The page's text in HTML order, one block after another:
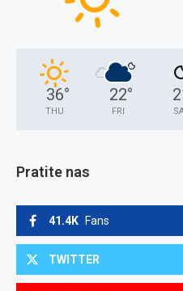
36°
THU
22°
FRI
Pratite nas
41.4K Fans
TWITTER